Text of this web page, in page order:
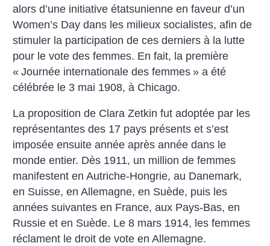
alors d’une initiative étatsunienne en faveur d’un
Women’s Day dans les milieux socialistes, afin de
stimuler la participation de ces derniers à la lutte
pour le vote des femmes. En fait, la première
« Journée internationale des femmes » a été
célébrée le 3 mai 1908, à Chicago.
La proposition de Clara Zetkin fut adoptée par les
représentantes des 17 pays présents et s’est
imposée ensuite année après année dans le
monde entier. Dès 1911, un million de femmes
manifestent en Autriche-Hongrie, au Danemark,
en Suisse, en Allemagne, en Suède, puis les
années suivantes en France, aux Pays-Bas, en
Russie et en Suède. Le 8 mars 1914, les femmes
réclament le droit de vote en Allemagne.